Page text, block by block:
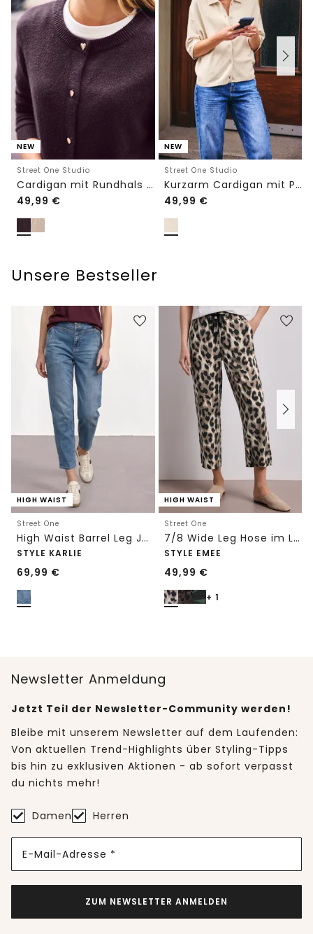
NEW
Street One Studio
Cardigan mit Rundhals und Knöpfen
49,99 €
NEW
Street One Studio
Kurzarm Cardigan mit Polokragen
49,99 €
Unsere Bestseller
HIGH WAIST
Street One
High Waist Barrel Leg Jeans im Loose Fit
STYLE KARLIE
69,99 €
HIGH WAIST
Street One
7/8 Wide Leg Hose im Loose Fit mit Print
STYLE EMEE
49,99 €
+ 1
Newsletter Anmeldung
Jetzt Teil der Newsletter-Community werden!
Bleibe mit unserem Newsletter auf dem Laufenden:
Von aktuellen Trend-Highlights über Styling-Tipps
bis hin zu exklusiven Aktionen - ab sofort verpasst
du nichts mehr!
Damen Herren
E-Mail-Adresse *
ZUM NEWSLETTER ANMELDEN